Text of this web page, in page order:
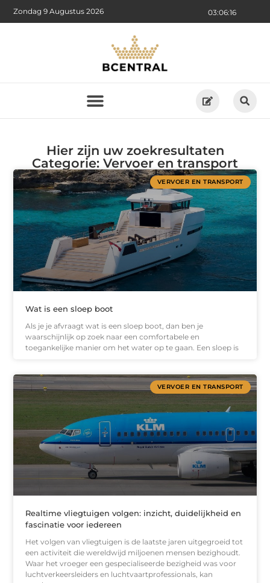
03:06:17
Zondag 9 Augustus 2026
Hier zijn uw zoekresultaten
Categorie: Vervoer en transport
VERVOER EN TRANSPORT
Wat is een sloep boot
Als je je afvraagt wat is een sloep boot, dan ben je
waarschijnlijk op zoek naar een comfortabele en
toegankelijke manier om het water op te gaan. Een sloep is
VERVOER EN TRANSPORT
Realtime vliegtuigen volgen: inzicht, duidelijkheid en
fascinatie voor iedereen
Het volgen van vliegtuigen is de laatste jaren uitgegroeid tot
een activiteit die wereldwijd miljoenen mensen bezighoudt.
Waar het vroeger een gespecialiseerde bezigheid was voor
luchtverkeersleiders en luchtvaartprofessionals, kan